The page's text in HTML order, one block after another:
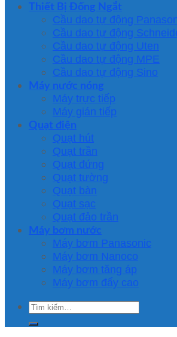
Thiết Bị Đống Ngắt
Cầu dao tự động
Cầu dao tự động
Cầu dao tự động Uten
Cầu dao tự động MPE
Cầu dao tự động Sino
Máy nước nóng
Máy trực tiếp
Máy gián tiếp
Quạt điện
Quạt hút
Quạt trần
Quạt đứng
Quạt tường
Quạt bàn
Quạt sạc
Quạt đảo trần
Máy bơm nước
Máy bơm Panasonic
Máy bơm Nanoco
Máy bơm tăng áp
Máy bơm đẩy cao
Tìm
kiếm: